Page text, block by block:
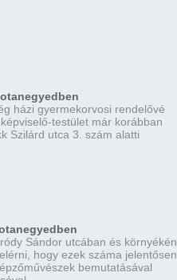
házi gyermekorvosi rendelővé
testület már korábban
Szilárd utca 3. szám alatti
Sándor utcában és környékén,
hogy ezek száma jelentősen
bemutatásával